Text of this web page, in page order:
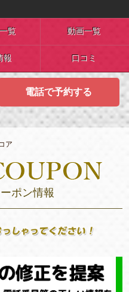
覧 動画一覧
報 口コミ
電話で予約する
ア
ポン情報